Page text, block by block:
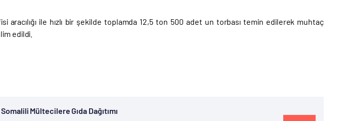
aracılığı ile hızlı bir şekilde toplamda 12,5 ton 500 adet un torbası temin edilerek muhtaç
edildi.
Mültecilere Gıda Dağıtımı